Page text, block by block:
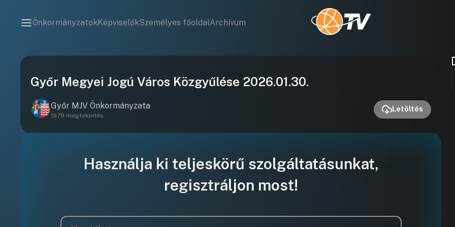
ÖnkormányzatokKépviselőkSzemélyes főoldalArchívum
lejátszása
Győr Megyei Jogú Város Közgyűlése 2026.01.30.
Győr MJV Önkormányzata
1978 megtekintés
Letöltés
Használja ki teljeskörű szolgáltatásunkat,
regisztráljon most!